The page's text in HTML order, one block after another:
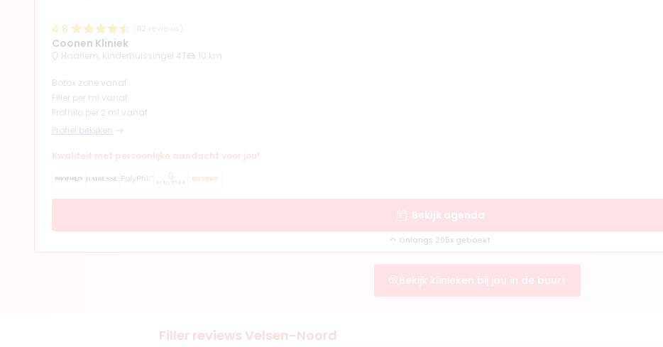
4.8
Coonen Kliniek
Haarlem, Kinderhuissingel 4T 10 km
Botox zone vanaf
Filler per ml vanaf
Profhilo per 2 ml vanaf
Profiel bekijken
Kwaliteit met persoonlijke aandacht voor jou!
Bekijk agenda
Onlangs 205x geboekt
Bekijk klinieken bij jou in de buurt
Filler reviews Velsen-Noord